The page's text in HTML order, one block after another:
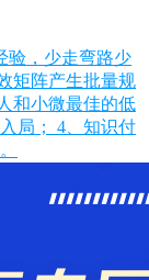
验，少走弯路少
矩阵产生批量规
和小微最佳的低
局； 4、知识付